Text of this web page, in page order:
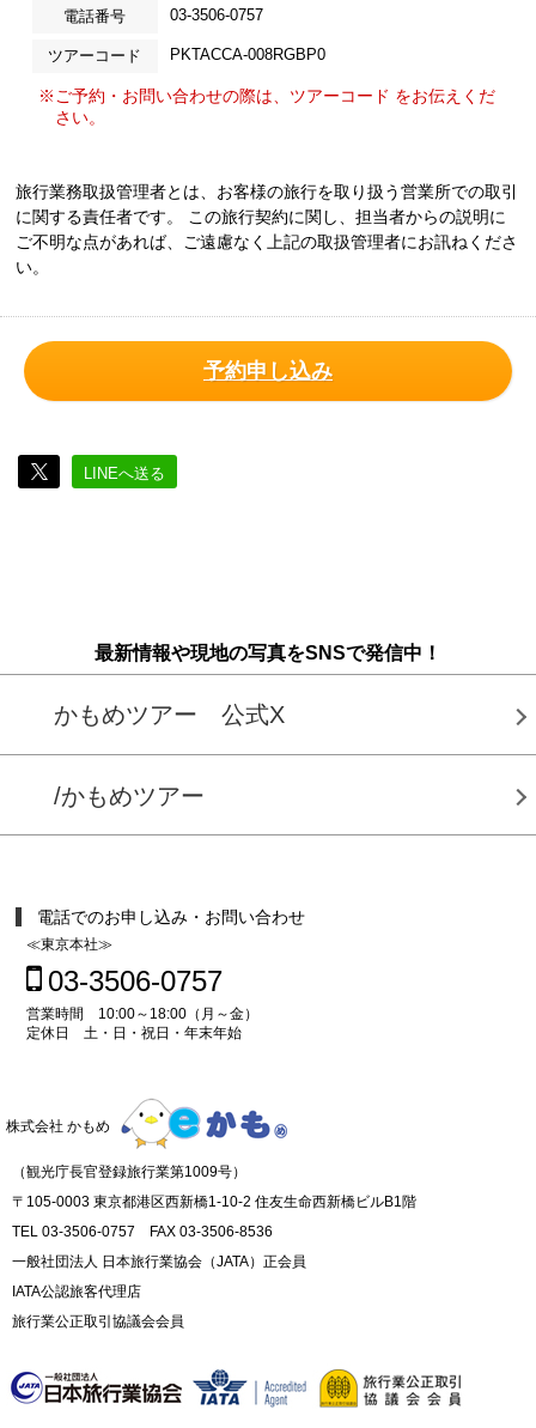
電話番号 03-3506-0757
ツアーコード PKTACCA-008RGBP0
※ご予約・お問い合わせの際は、ツアーコード をお伝えくだ
さい。
旅行業務取扱管理者とは、お客様の旅行を取り扱う営業所での取引
に関する責任者です。 この旅行契約に関し、担当者からの説明に
ご不明な点があれば、ご遠慮なく上記の取扱管理者にお訊ねくださ
い。
予約申し込み
LINEへ送る
最新情報や現地の写真をSNSで発信中！
かもめツアー 公式X
/かもめツアー
電話でのお申し込み・お問い合わせ
≪東京本社≫
03-3506-0757
営業時間 10:00～18:00（月～金）
定休日 土・日・祝日・年末年始
株式会社 かもめ
（観光庁長官登録旅行業第1009号）
〒105-0003 東京都港区西新橋1-10-2 住友生命西新橋ビルB1階
TEL 03-3506-0757 FAX 03-3506-8536
一般社団法人 日本旅行業協会（JATA）正会員
IATA公認旅客代理店
旅行業公正取引協議会会員